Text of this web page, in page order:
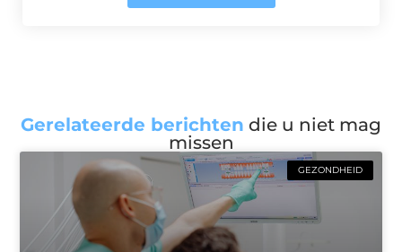
Gerelateerde berichten die u niet mag
missen
GEZONDHEID